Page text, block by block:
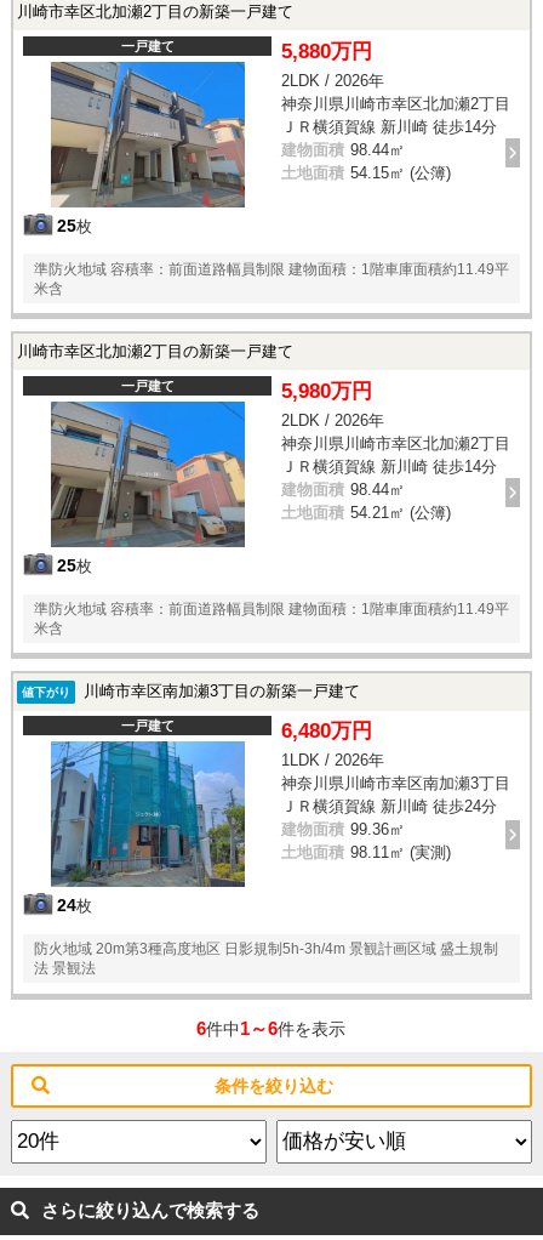
川崎市幸区北加瀬2丁目の新築一戸建て
一戸建て
25枚
5,880万円
2LDK / 2026年
神奈川県川崎市幸区北加瀬2丁目
ＪＲ横須賀線 新川崎 徒歩14分
建物面積 98.44㎡
土地面積 54.15㎡ (公簿)
準防火地域 容積率：前面道路幅員制限 建物面積：1階車庫面積約11.49平
米含
川崎市幸区北加瀬2丁目の新築一戸建て
一戸建て
25枚
5,980万円
2LDK / 2026年
神奈川県川崎市幸区北加瀬2丁目
ＪＲ横須賀線 新川崎 徒歩14分
建物面積 98.44㎡
土地面積 54.21㎡ (公簿)
準防火地域 容積率：前面道路幅員制限 建物面積：1階車庫面積約11.49平
米含
値下がり 川崎市幸区南加瀬3丁目の新築一戸建て
一戸建て
24枚
6,480万円
1LDK / 2026年
神奈川県川崎市幸区南加瀬3丁目
ＪＲ横須賀線 新川崎 徒歩24分
建物面積 99.36㎡
土地面積 98.11㎡ (実測)
防火地域 20m第3種高度地区 日影規制5h-3h/4m 景観計画区域 盛土規制
法 景観法
6件中1～6件を表示
条件を絞り込む
さらに絞り込んで検索する